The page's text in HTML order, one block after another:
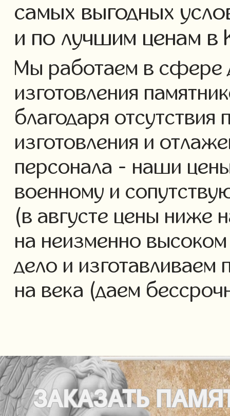
самых выгодных
и по лучшим ценам в
Мы работаем в сфере
изготовления
благодаря отсутствия
изготовления и
персонала - наши
военному и
(в августе цены ниже
на неизменно
дело и изготавливаем
на века (даем
ЗАКАЗАТЬ